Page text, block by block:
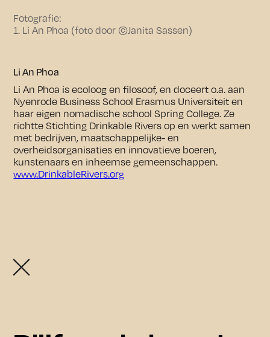
Fotografie:
1. Li An Phoa (foto door ©Janita Sassen)
Li An Phoa
Li An Phoa is ecoloog en filosoof, en doceert o.a. aan
Nyenrode Business School Erasmus Universiteit en
haar eigen nomadische school Spring College. Ze
richtte Stichting Drinkable Rivers op en werkt samen
met bedrijven, maatschappelijke- en
overheidsorganisaties en innovatieve boeren,
kunstenaars en inheemse gemeenschappen.
www.DrinkableRivers.org
De exposities zijn vrij toegankelijk van donderdag t/m